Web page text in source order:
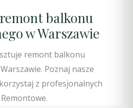
balkonu
w Warszawie
remont balkonu
Poznaj nasze
z profesjonalnych